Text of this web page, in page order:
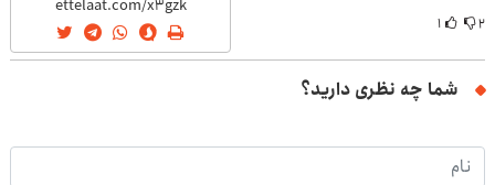
۲ ۱
شما چه نظری دارید؟